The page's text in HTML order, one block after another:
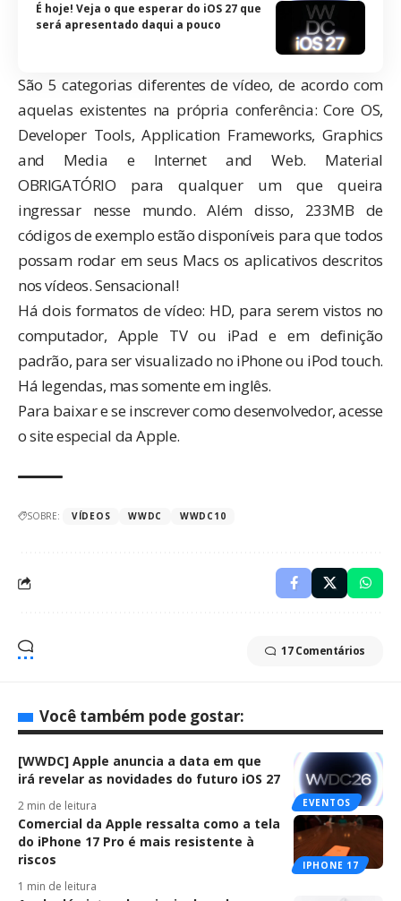
É hoje! Veja o que esperar do iOS 27 que
será apresentado daqui a pouco
São 5 categorias diferentes de vídeo, de acordo com
aquelas existentes na própria conferência: Core OS,
Developer Tools, Application Frameworks, Graphics
and Media e Internet and Web. Material
OBRIGATÓRIO para qualquer um que queira
ingressar nesse mundo. Além disso, 233MB de
códigos de exemplo estão disponíveis para que todos
possam rodar em seus Macs os aplicativos descritos
nos vídeos. Sensacional!
Há dois formatos de vídeo: HD, para serem vistos no
computador, Apple TV ou iPad e em definição
padrão, para ser visualizado no iPhone ou iPod touch.
Há legendas, mas somente em inglês.
Para baixar e se inscrever como desenvolvedor, acesse
osite especial da Apple.
SOBRE: VÍDEOS WWDC WWDC10
17 Comentários
Você também pode gostar:
EVENTOS
[WWDC] Apple anuncia a data em que
irá revelar as novidades do futuro iOS 27
2 min de leitura
IPHONE 17
Comercial da Apple ressalta como a tela
do iPhone 17 Pro é mais resistente à
riscos
1 min de leitura